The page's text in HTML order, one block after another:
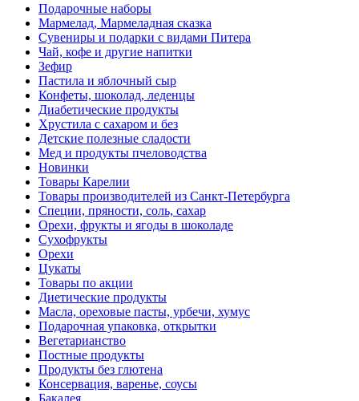
Подарочные наборы
Мармелад, Мармеладная сказка
Сувениры и подарки с видами Питера
Чай, кофе и другие напитки
Зефир
Пастила и яблочный сыр
Конфеты, шоколад, леденцы
Диабетические продукты
Хрустила с сахаром и без
Детские полезные сладости
Мед и продукты пчеловодства
Новинки
Товары Карелии
Товары производителей из Санкт-Петербурга
Специи, пряности, соль, сахар
Орехи, фрукты и ягоды в шоколаде
Сухофрукты
Орехи
Цукаты
Товары по акции
Диетические продукты
Масла, ореховые пасты, урбечи, хумус
Подарочная упаковка, открытки
Вегетарианство
Постные продукты
Продукты без глютена
Консервация, варенье, соусы
Бакалея